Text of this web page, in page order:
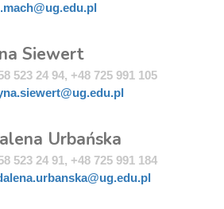
Siewert
523 24 94, +48 725 991 105
Urbańska
523 24 91, +48 725 991 184